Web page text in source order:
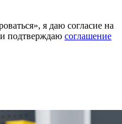
я даю согласие на
и подтверждаю соглашение